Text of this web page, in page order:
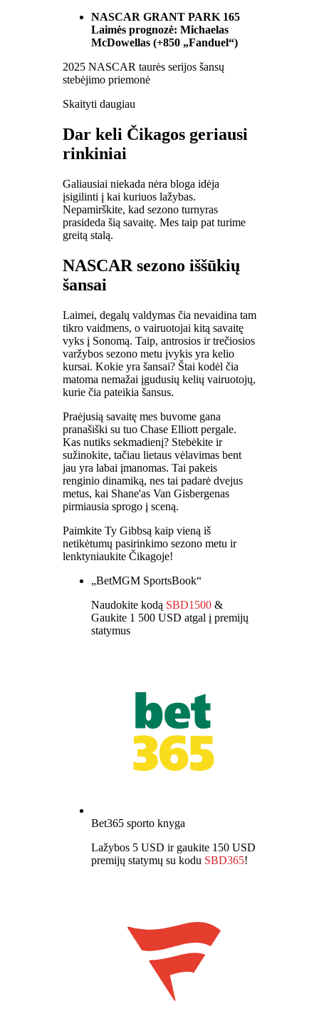
NASCAR GRANT PARK 165
Laimės prognozė: Michaelas
McDowellas (+850 „Fanduel“)
2025 NASCAR taurės serijos šansų
stebėjimo priemonė
Skaityti daugiau
Dar keli Čikagos geriausi
rinkiniai
Galiausiai niekada nėra bloga idėja
įsigilinti į kai kuriuos lažybas.
Nepamirškite, kad sezono turnyras
prasideda šią savaitę. Mes taip pat turime
greitą stalą.
NASCAR sezono iššūkių
šansai
Laimei, degalų valdymas čia nevaidina tam
tikro vaidmens, o vairuotojai kitą savaitę
vyks į Sonomą. Taip, antrosios ir trečiosios
varžybos sezono metu įvykis yra kelio
kursai. Kokie yra šansai? Štai kodėl čia
matoma nemažai įgudusių kelių vairuotojų,
kurie čia pateikia šansus.
Praėjusią savaitę mes buvome gana
pranašiški su tuo Chase Elliott pergale.
Kas nutiks sekmadienį? Stebėkite ir
sužinokite, tačiau lietaus vėlavimas bent
jau yra labai įmanomas. Tai pakeis
renginio dinamiką, nes tai padarė dvejus
metus, kai Shane'as Van Gisbergenas
pirmiausia sprogo į sceną.
Paimkite Ty Gibbsą kaip vieną iš
netikėtumų pasirinkimo sezono metu ir
lenktyniaukite Čikagoje!
„BetMGM SportsBook“
Naudokite kodą SBD1500 &
Gaukite 1 500 USD atgal į premijų
statymus
Bet365 sporto knyga
Lažybos 5 USD ir gaukite 150 USD
premijų statymų su kodu SBD365!